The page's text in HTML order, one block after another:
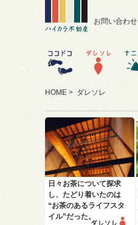
お問い合わせ
HOME > ダレソレ
日々お茶について探求
し、たどり着いたのは
“お茶のあるライフスタ
イル”だった。